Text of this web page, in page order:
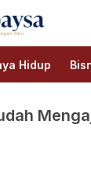
Ilmu
Hidup